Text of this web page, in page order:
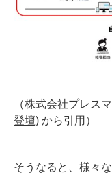
（株式会社プレス
登壇) から引用）
そうなると、様々